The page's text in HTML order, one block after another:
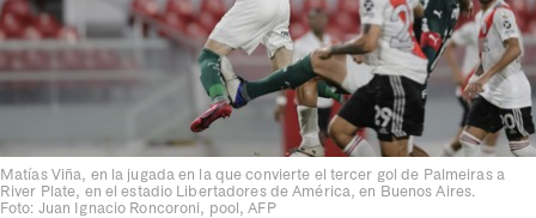
Matías Viña, en la jugada en la que convierte el tercer gol de Palmeiras a
River Plate, en el estadio Libertadores de América, en Buenos Aires.
Foto: Juan Ignacio Roncoroni, pool, AFP